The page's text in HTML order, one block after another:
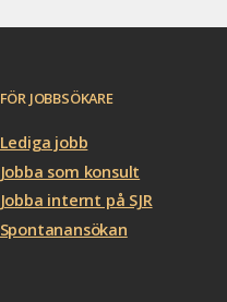
FÖR JOBBSÖKARE
Lediga jobb
Jobba som konsult
Jobba internt på SJR
Spontanansökan